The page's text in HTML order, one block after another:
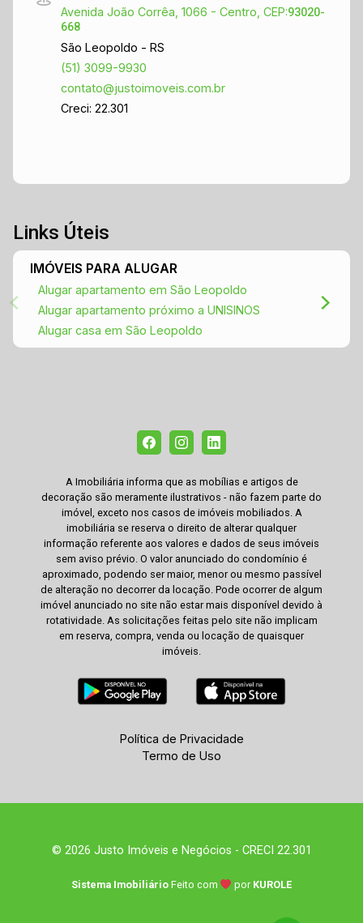
Avenida João Corrêa, 1066 - Centro, CEP:93020-
668
São Leopoldo - RS
(51) 3099-9930
contato@justoimoveis.com.br
Creci: 22.301
Links Úteis
IMÓVEIS PARA ALUGAR
Alugar apartamento em São Leopoldo
Alugar apartamento próximo a UNISINOS
Alugar casa em São Leopoldo
A Imobiliária informa que as mobílias e artigos de
decoração são meramente ilustrativos - não fazem parte do
imóvel, exceto nos casos de imóveis mobiliados. A
imobiliária se reserva o direito de alterar qualquer
informação referente aos valores e dados de seus imóveis
sem aviso prévio. O valor anunciado do condomínio é
aproximado, podendo ser maior, menor ou mesmo passível
de alteração no decorrer da locação. Pode ocorrer de algum
imóvel anunciado no site não estar mais disponível devido à
rotatividade. As solicitações feitas pelo site não implicam
em reserva, compra, venda ou locação de quaisquer
imóveis.
Política de Privacidade
Termo de Uso
© 2026 Justo Imóveis e Negócios - CRECI 22.301
Sistema Imobiliário Feito com por KUROLE